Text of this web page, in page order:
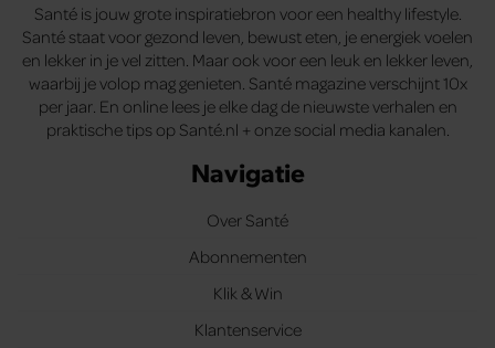
Santé is jouw grote inspiratiebron voor een healthy lifestyle.
Santé staat voor gezond leven, bewust eten, je energiek voelen
en lekker in je vel zitten. Maar ook voor een leuk en lekker leven,
waarbij je volop mag genieten. Santé magazine verschijnt 10x
per jaar. En online lees je elke dag de nieuwste verhalen en
praktische tips op Santé.nl + onze social media kanalen.
Navigatie
Over Santé
Abonnementen
Klik & Win
Klantenservice